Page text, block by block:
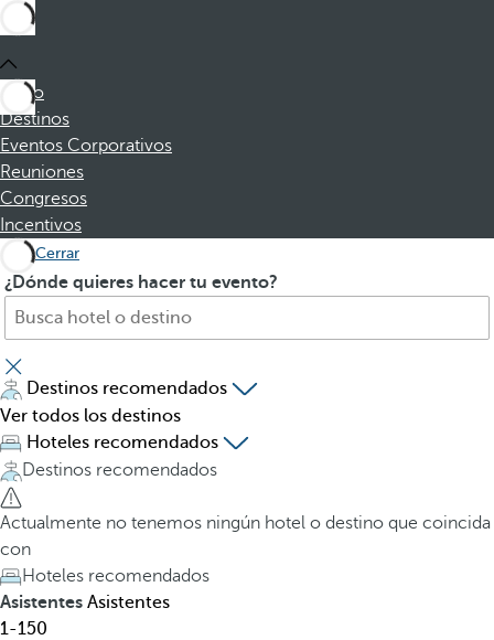
Inicio
Destinos
Eventos Corporativos
Reuniones
Congresos
Incentivos
Cerrar
¿Dónde quieres hacer tu evento?
B
s
c
a
h
o
t
e
l
,
d
e
s
A
p
u
l
s
a
r
l
a
t
e
c
l
Destinos recomendados
Ver todos los destinos
Hoteles recomendados
Destinos recomendados
Actualmente no tenemos ningún hotel o destino que coincida
con
Hoteles recomendados
Asistentes Asistentes
1-150